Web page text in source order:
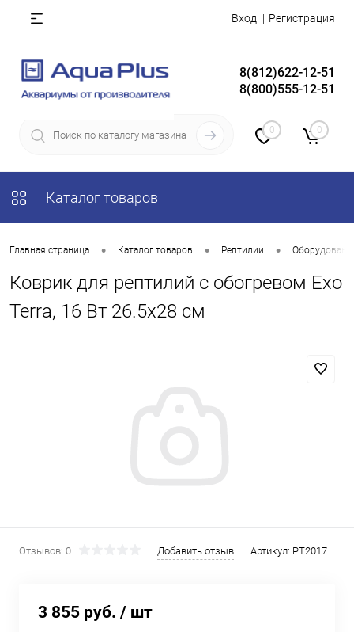
Вход Регистрация
8(812)622-12-51
8(800)555-12-51
0 0
Каталог товаров
Главная страница • Каталог товаров • Рептилии •
Коврик для рептилий с обогревом Exo
Terra, 16 Вт 26.5x28 см
Отзывов: 0 Добавить отзыв Артикул: PT2017
3 855 руб. / шт